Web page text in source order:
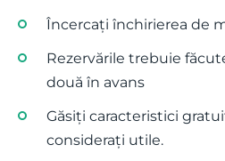
Încercați închirierea de
Rezervările trebuie
două în avans
Găsiți caracteristici
considerați utile.